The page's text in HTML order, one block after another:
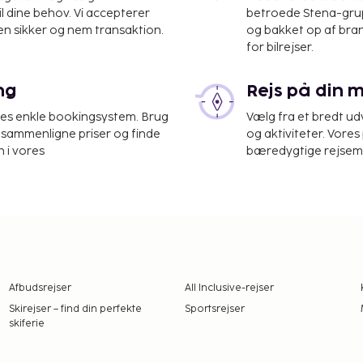
vælger at komme
og Valpolicella.
en fredelig tid ved søen,
ideel periode for dem,
i Dolomitterne, som
dine behov. Vi accepterer
sikker og nem transaktion.
betroede Stena-
og bakket op af
for bilrejser.
enkle bookingsystem. Brug
priser og finde
i vores
Rejs på din
Vælg fra et bredt
og aktiviteter.
bæredygtige
Afbudsrejser All Inclusive-rejser
Skirejser – find din perfekte
skiferie
Sportsrejser